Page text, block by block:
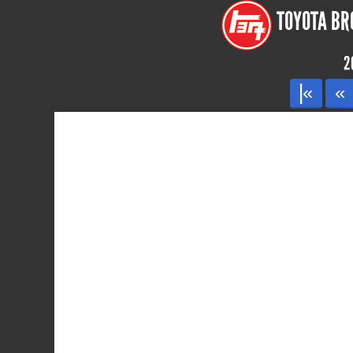
TOYOTA
|«
«